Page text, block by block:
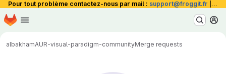
Pour tout problème contactez-nous par mail : support@froggit.fr La
Skip to main content
Homepage
albakhamAUR-visual-paradigm-communityMerge requests